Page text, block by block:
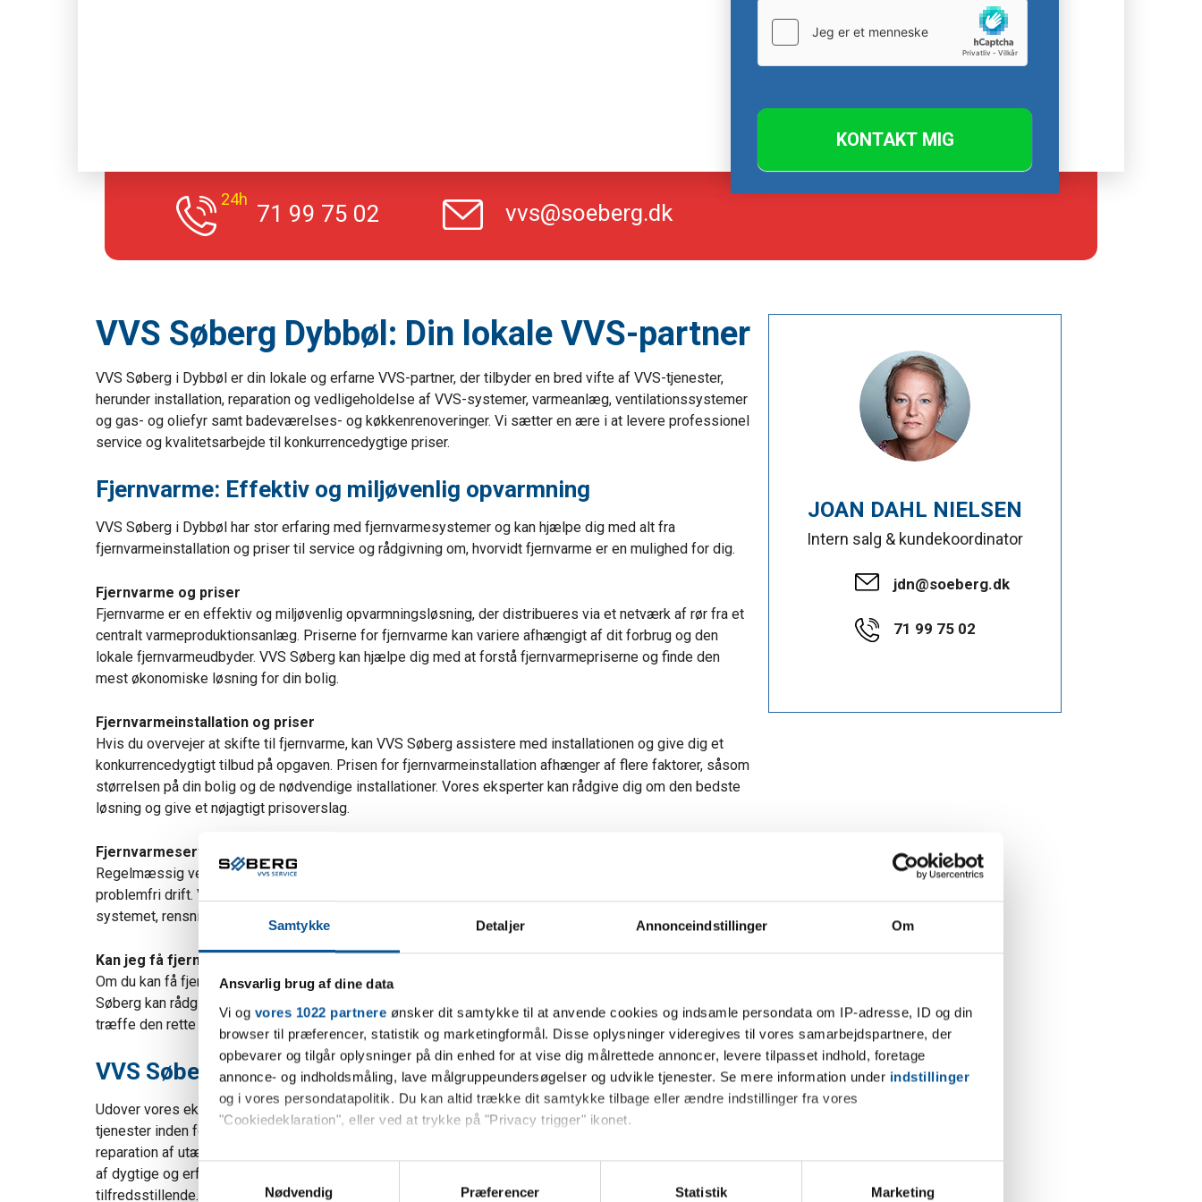
Samtykke Detaljer Annonceindstillinger Om
Ansvarlig brug af dine data
Vi og vores 1022 partnere ønsker dit samtykke til at anvende cookies og indsamle persondata om IP-adresse, ID og din
browser til præferencer, statistik og marketingformål. Disse oplysninger videregives til vores samarbejdspartnere, der
opbevarer og tilgår oplysninger på din enhed for at vise dig målrettede annoncer, levere tilpasset indhold, foretage
annonce- og indholdsmåling, lave målgruppeundersøgelser og udvikle tjenester. Se mere information under indstillinger
og i vores persondatapolitik. Du kan altid trække dit samtykke tilbage eller ændre indstillinger fra vores
"Cookiedeklaration", eller ved at trykke på "Privacy trigger" ikonet.
Hvis du tillader det, vil vi også gerne:
Indsamle præcise oplysninger om din placering, der kan være nøjagtig inden for få meter
S
Nødvendig Præferencer Statistik Marketing
t
KONTAKT MIG
24h
71 99 75 02 vvs@soeberg.dk
VVS Søberg Dybbøl: Din lokale VVS-partner
VVS Søberg i Dybbøl er din lokale og erfarne VVS-partner, der tilbyder en bred vifte af VVS-tjenester,
herunder installation, reparation og vedligeholdelse af VVS-systemer, varmeanlæg, ventilationssystemer
og gas- og oliefyr samt badeværelses- og køkkenrenoveringer. Vi sætter en ære i at levere professionel
service og kvalitetsarbejde til konkurrencedygtige priser.
Fjernvarme: Effektiv og miljøvenlig opvarmning
VVS Søberg i Dybbøl har stor erfaring med fjernvarmesystemer og kan hjælpe dig med alt fra
fjernvarmeinstallation og priser til service og rådgivning om, hvorvidt fjernvarme er en mulighed for dig.
Fjernvarme og priser
Fjernvarme er en effektiv og miljøvenlig opvarmningsløsning, der distribueres via et netværk af rør fra et
centralt varmeproduktionsanlæg. Priserne for fjernvarme kan variere afhængigt af dit forbrug og den
lokale fjernvarmeudbyder. VVS Søberg kan hjælpe dig med at forstå fjernvarmepriserne og finde den
mest økonomiske løsning for din bolig.
Fjernvarmeinstallation og priser
Hvis du overvejer at skifte til fjernvarme, kan VVS Søberg assistere med installationen og give dig et
konkurrencedygtigt tilbud på opgaven. Prisen for fjernvarmeinstallation afhænger af flere faktorer, såsom
størrelsen på din bolig og de nødvendige installationer. Vores eksperter kan rådgive dig om den bedste
løsning og give et nøjagtigt prisoverslag.
Fjernvarmeservice
Regelmæssig vedligeholdelse og service af dit fjernvarmesystem er vigtigt for at sikre en effektiv og
problemfri drift. VVS Søberg tilbyder professionel fjernvarmeservice, der omfatter kontrol og justering af
systemet, rensning af filtre og rør samt eventuelle nødvendige reparationer.
Kan jeg få fjernvarme?
Om du kan få fjernvarme i din bolig, afhænger af, om der er et fjernvarmenetværk i dit område. VVS
Søberg kan rådgive dig om mulighederne for at tilslutte din bolig til fjernvarme og hjælpe dig med at
træffe den rette beslutning.
VVS Søberg: Din partner inden for klassisk VVS-arbejde
Udover vores ekspertise inden for fjernvarme, tilbyder VVS Søberg i Dybbøl også en lang række
tjenester inden for klassisk VVS-arbejde. Vi kan hjælpe dig med både små og store opgaver, såsom
reparation af utætte vandhaner, installation af nye badeværelser og renovering af køkkener. Vores team
af dygtige og erfarne VVS-teknikere arbejder hårdt for at sikre, at alle projekter udføres professionelt og
tilfredsstillende.
JOAN DAHL NIELSEN
Intern salg & kundekoordinator
jdn@soeberg.dk
71 99 75 02